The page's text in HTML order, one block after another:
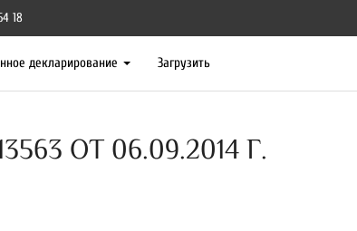
18
декларирование Загрузить
ОТ 06.09.2014 Г.